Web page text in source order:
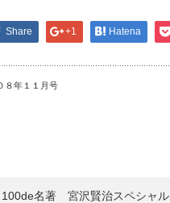
Share +1 Hatena
８年１１月号
100de名著 宮沢賢治スペシャル